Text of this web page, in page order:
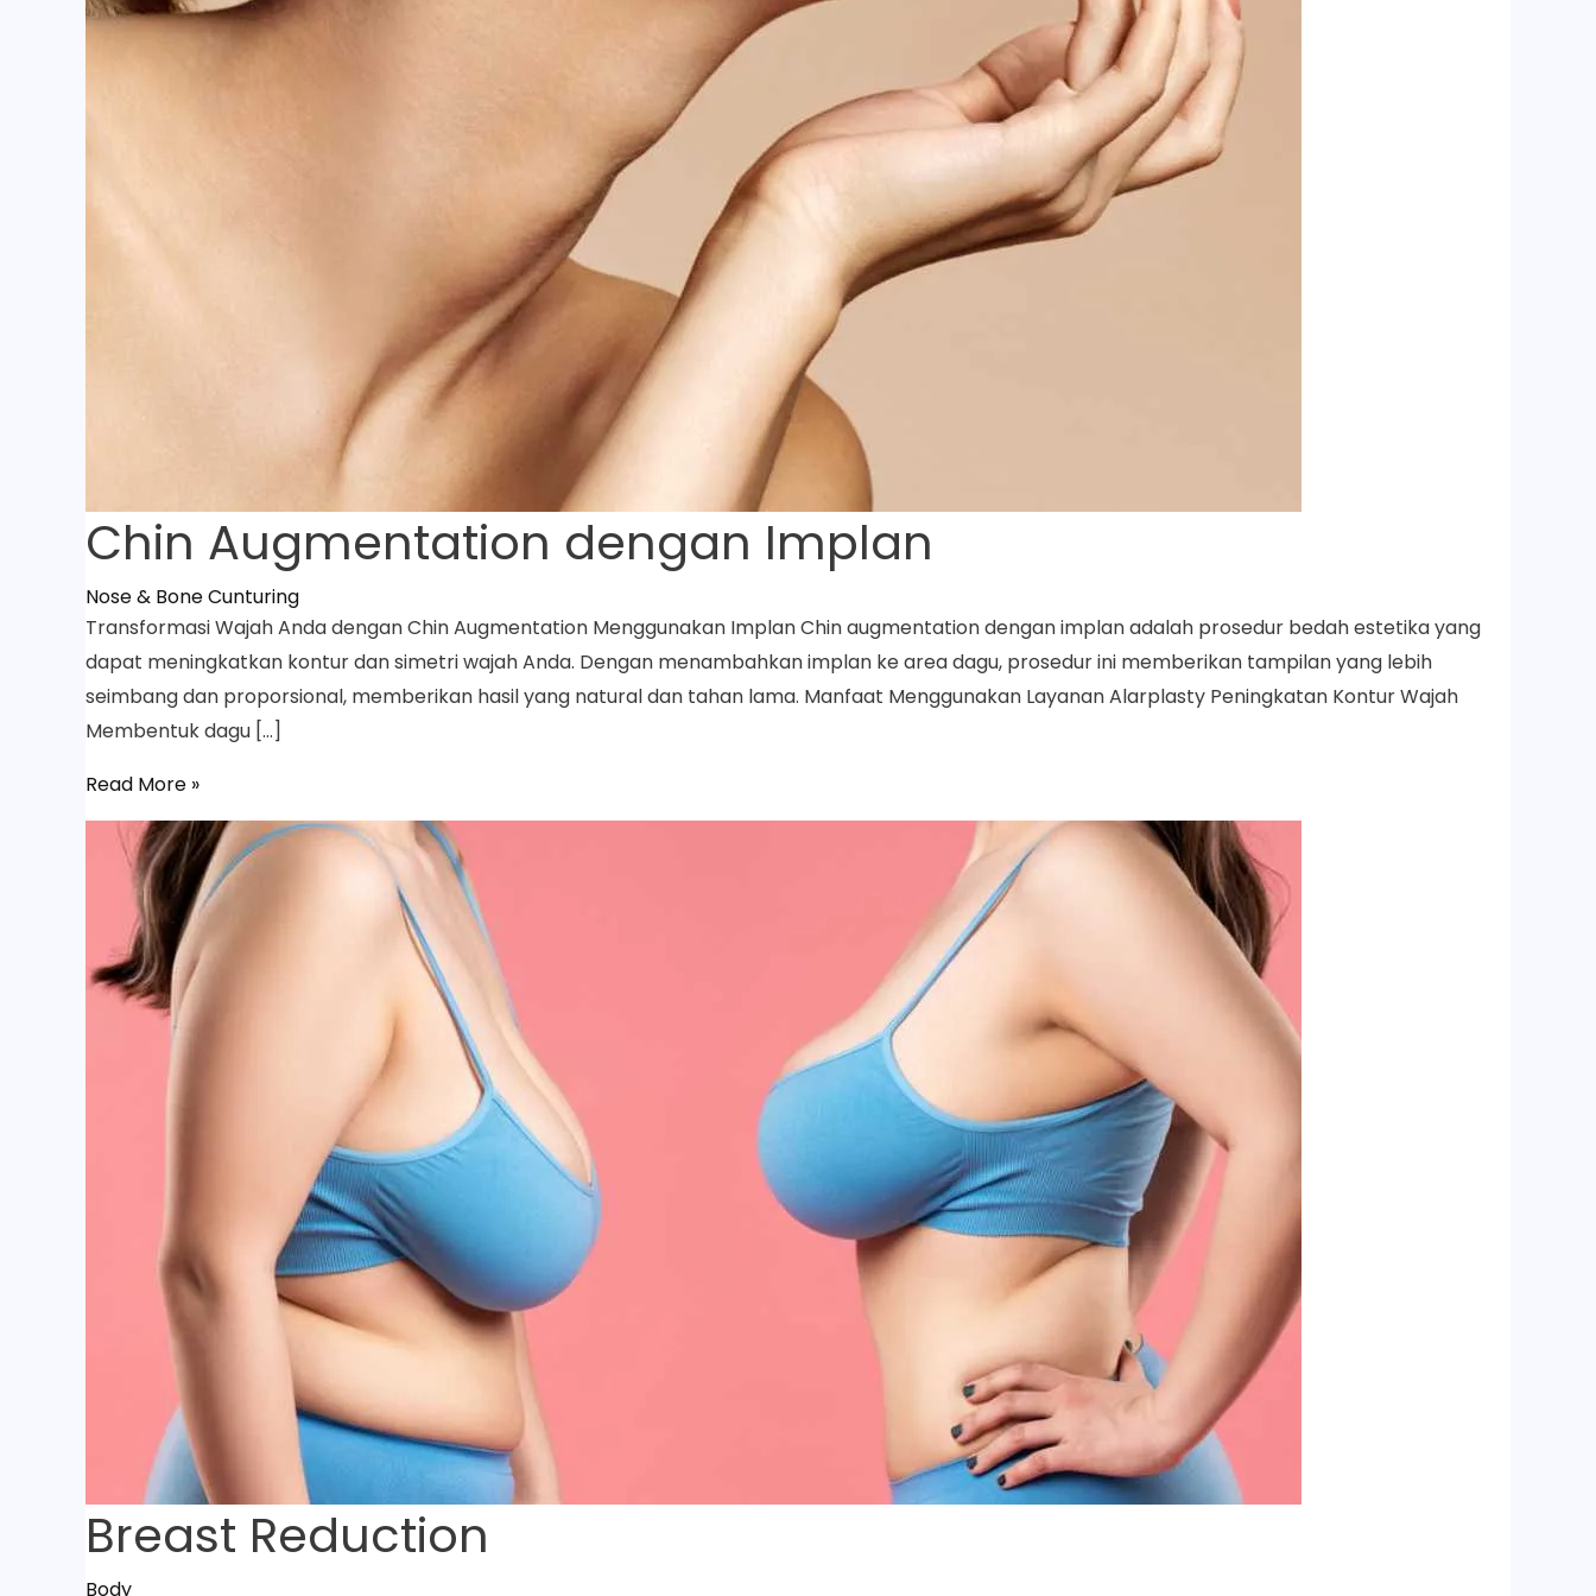
Chin Augmentation dengan Implan
Nose & Bone Cunturing
Transformasi Wajah Anda dengan Chin Augmentation Menggunakan Implan Chin augmentation dengan implan adalah prosedur bedah estetika yang
dapat meningkatkan kontur dan simetri wajah Anda. Dengan menambahkan implan ke area dagu, prosedur ini memberikan tampilan yang lebih
seimbang dan proporsional, memberikan hasil yang natural dan tahan lama. Manfaat Menggunakan Layanan Alarplasty Peningkatan Kontur Wajah
Membentuk dagu […]
Read More »
Breast Reduction
Body